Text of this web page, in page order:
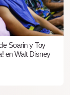
Soarin y Toy
en Walt Disney